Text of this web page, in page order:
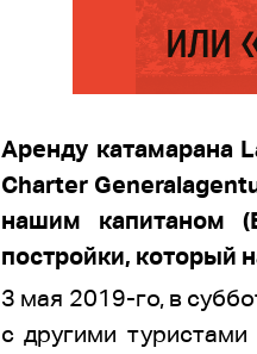
Аренду катамарана
Charter
нашим капитаном
постройки, который
3 мая 2019-го, в
с другими